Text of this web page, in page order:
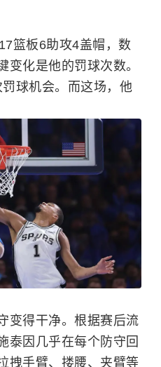
篮板6助攻4盖帽，数
变化是他的罚球次数。
球机会。而这场，他
变得干净。根据赛后流
泰因几乎在每个防守回
拽手臂、搂腰、夹臂等